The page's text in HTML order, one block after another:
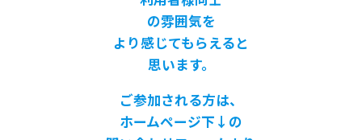
の雰囲気を
より感じてもらえると
思います。
ご参加される方は、
ホームページ下↓の